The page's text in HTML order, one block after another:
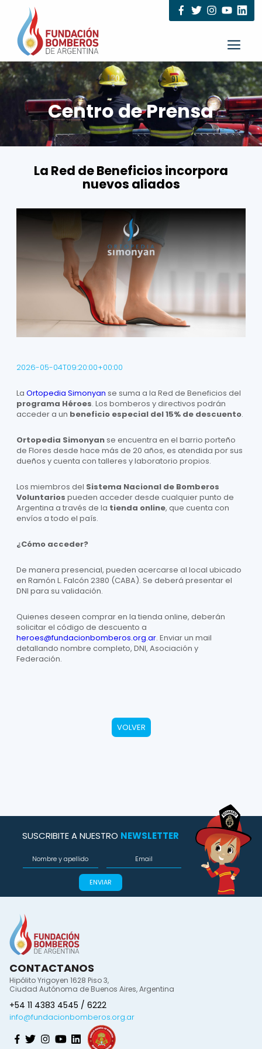
Centro de Prensa
La Red de Beneficios incorpora
nuevos aliados
2026-05-04T09:20:00+00:00
LaOrtopedia Simonyan se suma a la Red de Beneficios del
programa Héroes. Los bomberos y directivos podrán
acceder a un beneficio especial del 15% de descuento.
Ortopedia Simonyanse encuentra en el barrio porteño
de Flores desde hace más de 20 años, es atendida por sus
dueños y cuenta con talleres y laboratorio propios.
Los miembros del Sistema Nacional de Bomberos
Voluntarios pueden acceder desde cualquier punto de
Argentina a través de la tienda online, que cuenta con
envíos a todo el país.
¿Cómo acceder?
De manera presencial, pueden acercarse al local ubicado
en Ramón L. Falcón 2380 (CABA). Se deberá presentar el
DNI para su validación.
Quienes deseen comprar en la tienda online, deberán
solicitar el código de descuento a
heroes@fundacionbomberos.org.ar. Enviar un mail
detallando nombre completo, DNI, Asociación y
Federación.
VOLVER
SUSCRIBITE A NUESTRO NEWSLETTER
ENVIAR
CONTACTANOS
Hipólito Yrigoyen 1628 Piso 3,
Ciudad Autónoma de Buenos Aires, Argentina
+54 11 4383 4545 / 6222
info@fundacionbomberos.org.ar